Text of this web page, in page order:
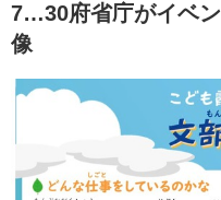
7…30府省庁がイベ
像